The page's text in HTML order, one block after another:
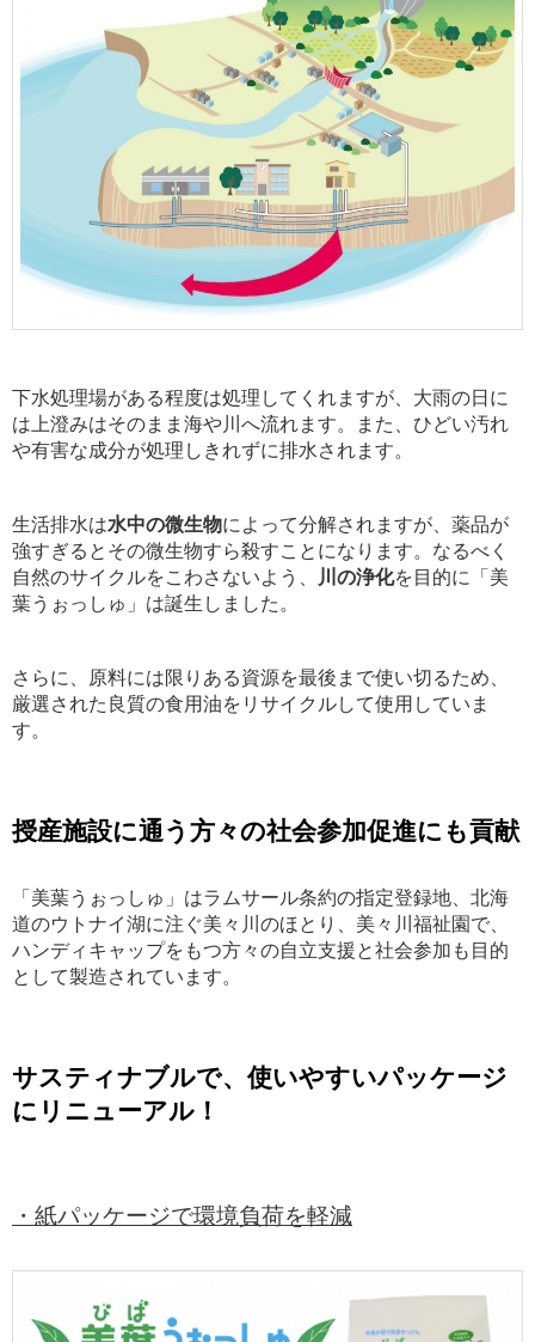
下水処理場がある程度は処理してくれますが、大雨の日に
は上澄みはそのまま海や川へ流れます。また、ひどい汚れ
や有害な成分が処理しきれずに排水されます。
生活排水は水中の微生物によって分解されますが、薬品が
強すぎるとその微生物すら殺すことになります。なるべく
自然のサイクルをこわさないよう、 川の浄化を目的に「美
葉うぉっしゅ」は誕生しました。
さらに、原料には限りある資源を最後まで使い切るため、
厳選された良質の食用油をリサイクルして使用していま
す。
授産施設に通う方々の社会参加促進にも貢献
「美葉うぉっしゅ」はラムサール条約の指定登録地、北海
道のウトナイ湖に注ぐ美々川のほとり、美々川福祉園で、
ハンディキャップをもつ方々の自立支援と社会参加も目的
として製造されています。
サスティナブルで、使いやすいパッケージ
にリニューアル！
・紙パッケージで環境負荷を軽減